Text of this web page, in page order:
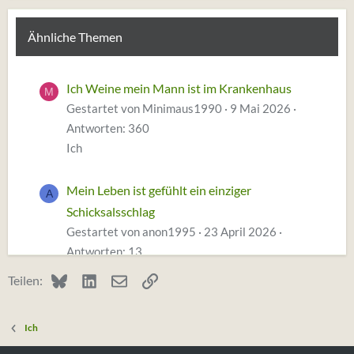
Ähnliche Themen
M Ich Weine mein Mann ist im Krankenhaus
Gestartet von Minimaus1990
9 Mai 2026
Antworten: 360
Ich
A
Mein Leben ist gefühlt ein einziger
Schicksalsschlag
Gestartet von anon1995
23 April 2026
Antworten: 13
Ich
Teilen: BlueskyLinkedInE-MailLink
Ich